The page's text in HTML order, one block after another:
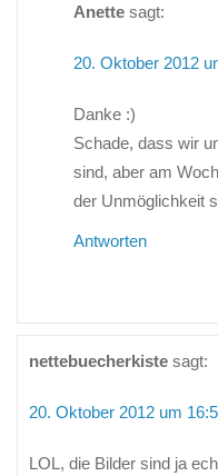
Anette sagt:
20. Oktober 2012
Danke :)
Schade, dass wir
sind, aber am
der Unmöglichkeit
Antworten
nettebuecherkiste sagt:
20. Oktober 2012 um
LOL, die Bilder sind ja